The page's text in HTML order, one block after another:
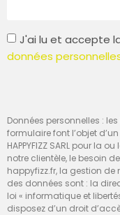
J'ai lu et accepte
données
Données personnelles :
formulaire font l’objet
HAPPYFIZZ SARL pour la
notre clientèle, le besoin
happyfizz.fr, la gestion de
des données sont : la
loi « informatique et
disposez d’un droit